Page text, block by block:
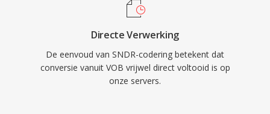
Directe Verwerking
De eenvoud van SNDR-codering betekent dat
conversie vanuit VOB vrijwel direct voltooid is op
onze servers.